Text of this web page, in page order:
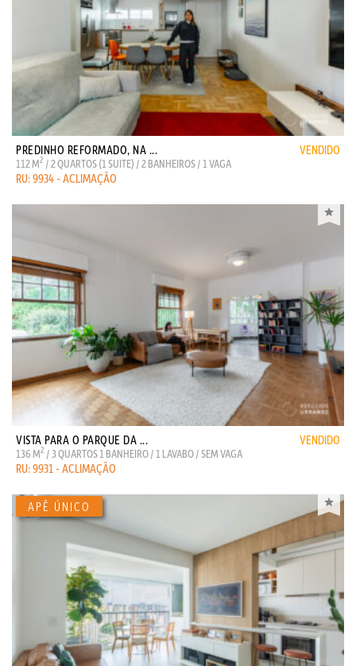
PREDINHO REFORMADO, NA ... VENDIDO
112 M2 / 2 QUARTOS (1 SUITE) / 2 BANHEIROS / 1 VAGA
RU: 9934 - ACLIMAÇÃO
VISTA PARA O PARQUE DA ... VENDIDO
136 M2 / 3 QUARTOS 1 BANHEIRO / 1 LAVABO / SEM VAGA
RU: 9931 - ACLIMAÇÃO